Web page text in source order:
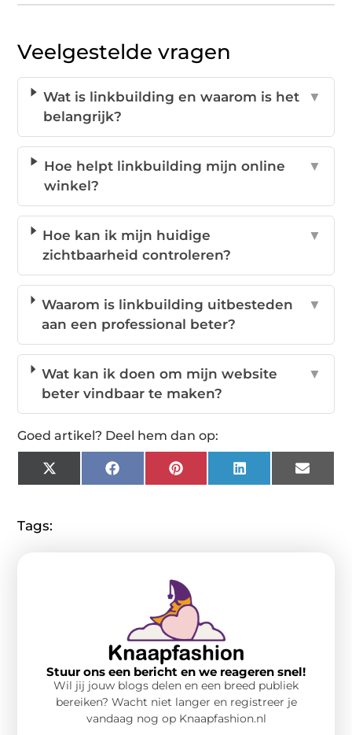
Veelgestelde vragen
Wat is linkbuilding en waarom is het
belangrijk?
▼
Hoe helpt linkbuilding mijn online
winkel?
▼
Hoe kan ik mijn huidige
zichtbaarheid controleren?
▼
Waarom is linkbuilding uitbesteden
aan een professional beter?
▼
Wat kan ik doen om mijn website
beter vindbaar te maken?
▼
Goed artikel? Deel hem dan op:
X
(Twitter)
FacebookPinterestLinkedInEmail
Tags:
Stuur ons een bericht en we reageren snel!
Wil jij jouw blogs delen en een breed publiek
bereiken? Wacht niet langer en registreer je
vandaag nog op Knaapfashion.nl